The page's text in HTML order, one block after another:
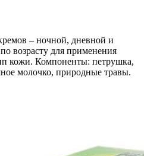
– ночной, дневной и
возрасту для применения
кожи. Компоненты: петрушка,
молочко, природные травы.